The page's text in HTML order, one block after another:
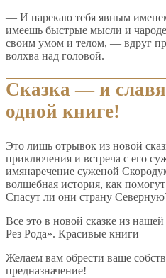
— И нарекаю тебя явным
имеешь быстрые мысли и
своим умом и телом, — вдруг
волхва над головой.
Сказка — и
одной книге!
Это лишь отрывок из новой
приключения и встреча с его
имянаречение суженой
волшебная история, как
Спасут ли они страну
Все это в новой сказке из
Рез Рода». Красивые книги
Желаем вам обрести ваше
предназначение!